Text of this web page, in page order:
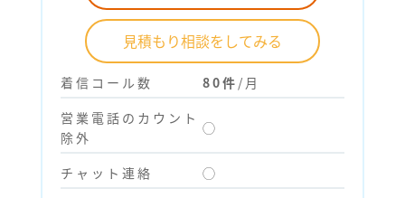
見積もり相談をしてみる
着信コール数 80件 /月
営業電話のカウント
除外
◯
チャット連絡
◯